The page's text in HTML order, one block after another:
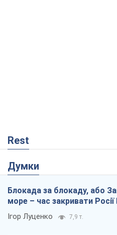
Rest
Думки
Блокада за блокаду, або
море – час закривати
Ігор Луценко 7,9 т.